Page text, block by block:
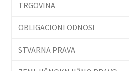
TRGOVINA
OBLIGACIONI ODNOSI
STVARNA PRAVA